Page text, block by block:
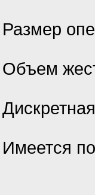
Размер
Объем
Имеется